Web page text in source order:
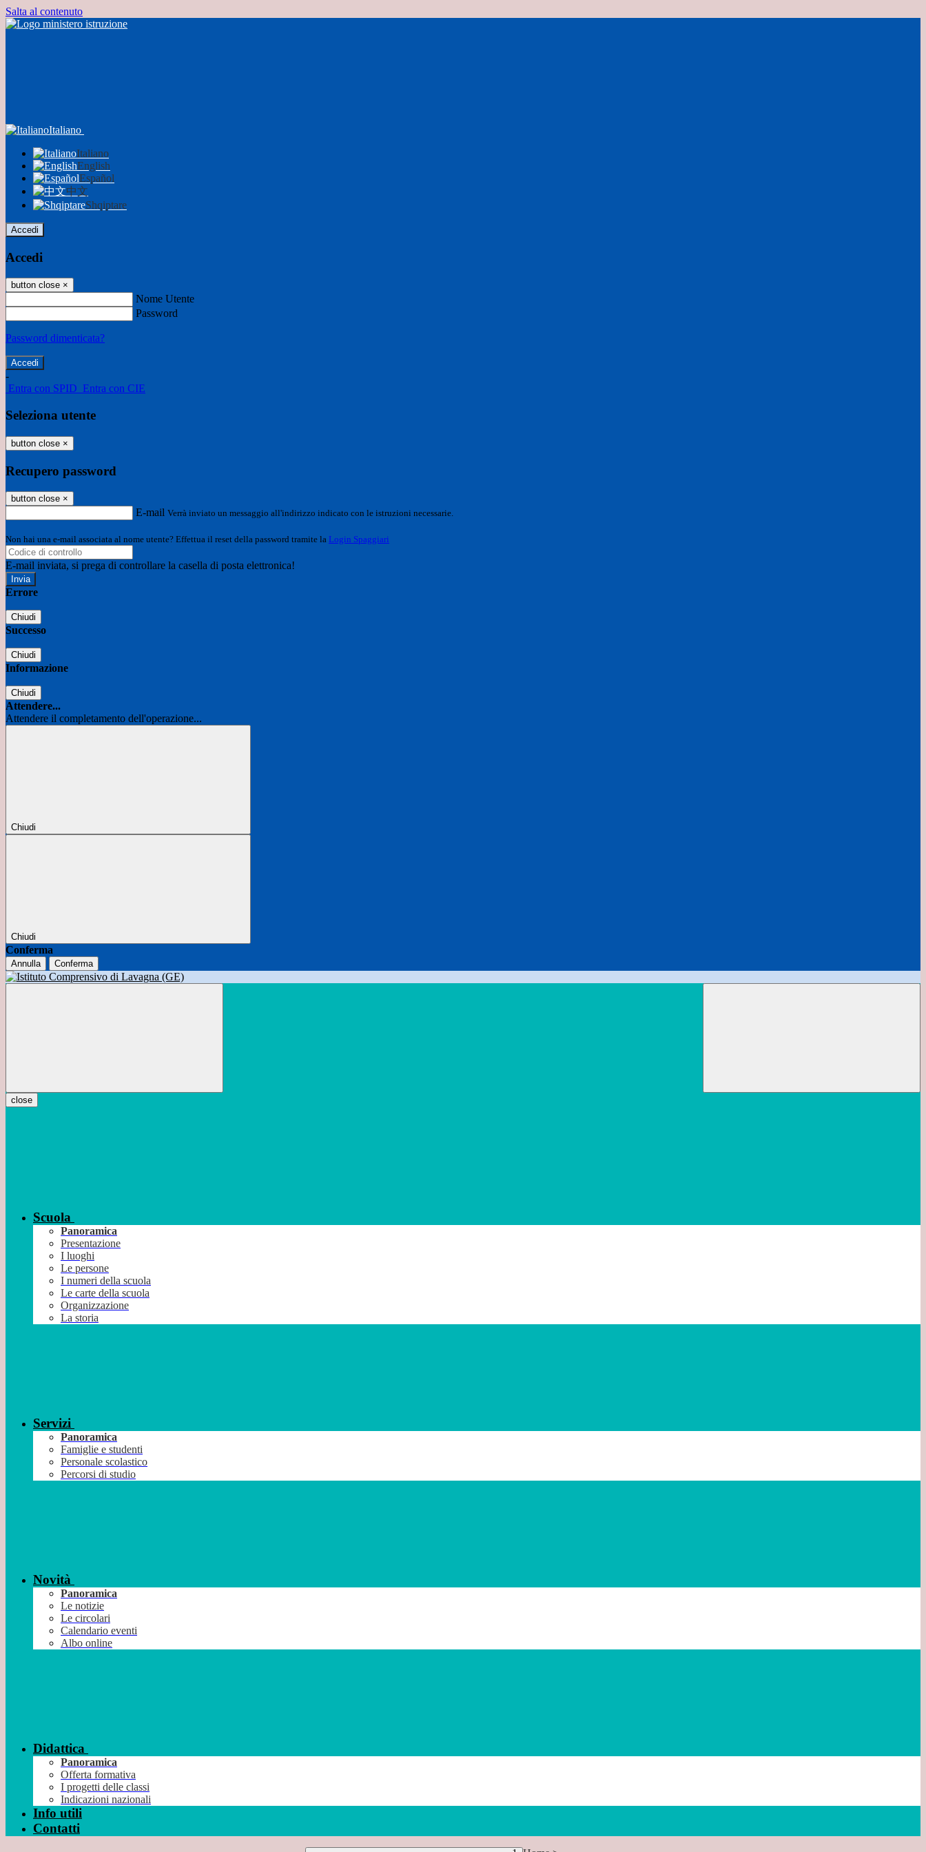
Salta al contenuto
Italiano
Italiano
English
Español
中文
Shqiptare
Accedi
Accedi
button close ×
Nome Utente
Password
Password dimenticata?
-
Entra con SPID Entra con CIE
Seleziona utente
button close ×
Recupero password
button close ×
E-mail Verrà inviato un messaggio all'indirizzo indicato con le istruzioni necessarie.
Non hai una e-mail associata al nome utente? Effettua il reset della password tramite la Login Spaggiari
E-mail inviata, si prega di controllare la casella di posta elettronica!
Errore
Chiudi
Successo
Chiudi
Informazione
Chiudi
Attendere...
Attendere il completamento dell'operazione...
Chiudi
Chiudi
Conferma
Annulla Conferma
close
Scuola
Panoramica
Presentazione
I luoghi
Le persone
I numeri della scuola
Le carte della scuola
Organizzazione
La storia
Servizi
Panoramica
Famiglie e studenti
Personale scolastico
Percorsi di studio
Novità
Panoramica
Le notizie
Le circolari
Calendario eventi
Albo online
Didattica
Panoramica
Offerta formativa
I progetti delle classi
Indicazioni nazionali
Info utili
Contatti